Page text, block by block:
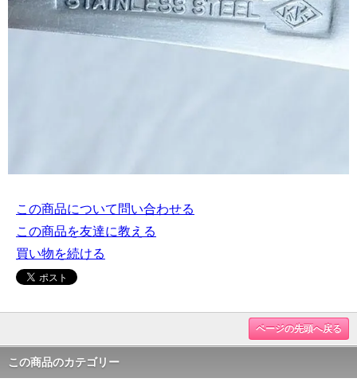
この商品について問い合わせる
この商品を友達に教える
買い物を続ける
ページの先頭へ戻る
この商品のカテゴリー